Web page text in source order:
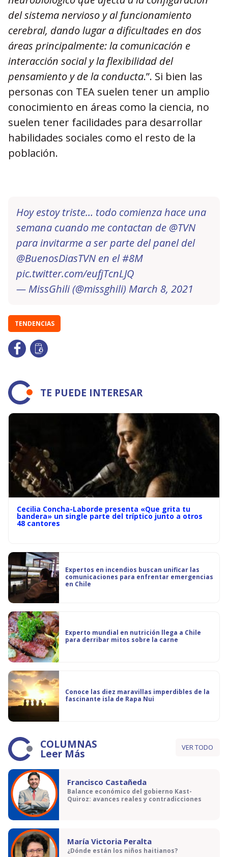
del sistema nervioso y al funcionamiento
cerebral, dando lugar a dificultades en dos
áreas principalmente: la comunicación e
interacción social y la flexibilidad del
pensamiento y de la conducta.”. Si bien las
personas con TEA suelen tener un amplio
conocimiento en áreas como la ciencia, no
suelen tener facilidades para desarrollar
habilidades sociales como el resto de la
población.
Hoy estoy triste… todo comienza hace una
semana cuando me contactan de @TVN
para invitarme a ser parte del panel del
@BuenosDiasTVN en el#8M
pic.twitter.com/eufjTcnLJQ
— MissGhili (@missghili) March 8, 2021
TENDENCIAS
TE PUEDE INTERESAR
Cecilia Concha-Laborde presenta «Que grita tu
bandera» un single parte del tríptico junto a otros
48 cantores
Expertos en incendios buscan unificar las
comunicaciones para enfrentar emergencias
en Chile
Experto mundial en nutrición llega a Chile
para derribar mitos sobre la carne
Conoce las diez maravillas imperdibles de la
fascinante isla de Rapa Nui
COLUMNAS
Leer Más VER TODO
Francisco Castañeda
Balance económico del gobierno Kast-
Quiroz: avances reales y contradicciones
María Victoria Peralta
¿Dónde están los niños haitianos?